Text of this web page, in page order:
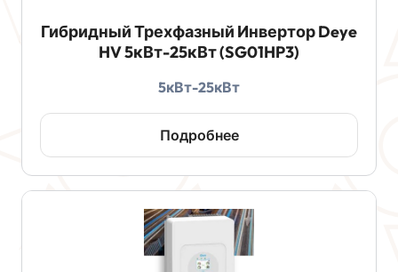
Гибридный Трехфазный Инвертор Deye
HV 5кВт-25кВт (SG01HP3)
5кВт-25кВт
Подробнее